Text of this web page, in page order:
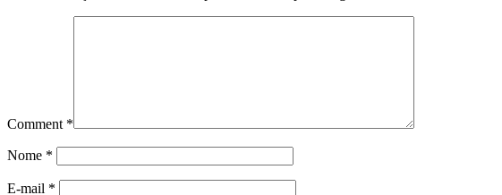
Comment *
Nome *
E-mail *